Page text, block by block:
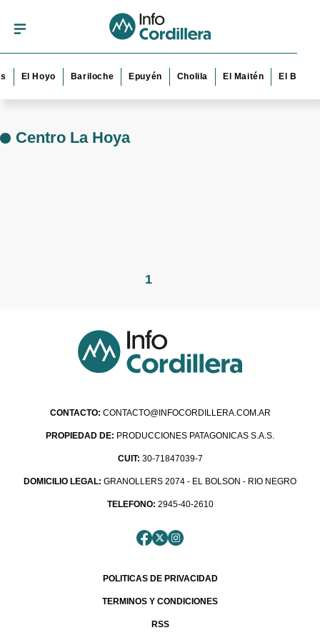
El Hoyo Bariloche Epuyén Cholila El Maitén El Bolsón
Centro La Hoya
1
CONTACTO: CONTACTO@INFOCORDILLERA.COM.AR
PROPIEDAD DE: PRODUCCIONES PATAGONICAS S.A.S.
CUIT: 30-71847039-7
DOMICILIO LEGAL: GRANOLLERS 2074 - EL BOLSON - RIO NEGRO
TELEFONO: 2945-40-2610
POLITICAS DE PRIVACIDAD
TERMINOS Y CONDICIONES
RSS